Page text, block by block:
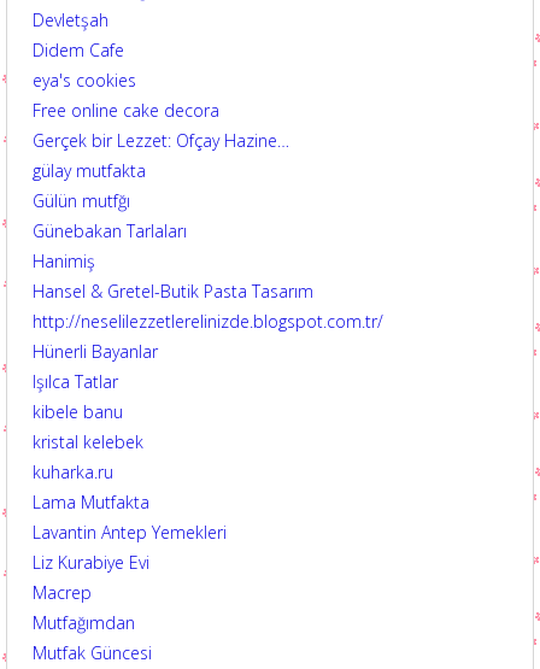
Devletşah
Didem Cafe
eya's cookies
Free online cake decora
Gerçek bir Lezzet: Ofçay Hazine…
gülay mutfakta
Gülün mutfğı
Günebakan Tarlaları
Hanimiş
Hansel & Gretel-Butik Pasta Tasarım
http://neselilezzetlerelinizde.blogspot.com.tr/
Hünerli Bayanlar
Işılca Tatlar
kibele banu
kristal kelebek
kuharka.ru
Lama Mutfakta
Lavantin Antep Yemekleri
Liz Kurabiye Evi
Macrep
Mutfağımdan
Mutfak Güncesi